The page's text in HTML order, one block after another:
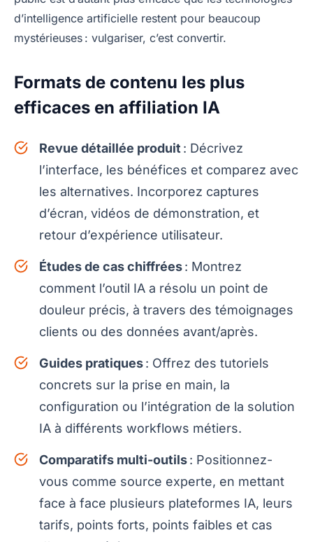
d’intelligence artificielle restent pour beaucoup
mystérieuses : vulgariser, c’est convertir.
Formats de contenu les plus
efficaces en affiliation IA
Revue détaillée produit : Décrivez
l’interface, les bénéfices et comparez avec
les alternatives. Incorporez captures
d’écran, vidéos de démonstration, et
retour d’expérience utilisateur.
Études de cas chiffrées: Montrez
comment l’outil IA a résolu un point de
douleur précis, à travers des témoignages
clients ou des données avant/après.
Guides pratiques: Offrez des tutoriels
concrets sur la prise en main, la
configuration ou l’intégration de la solution
IA à différents workflows métiers.
Comparatifs multi-outils: Positionnez-
vous comme source experte, en mettant
face à face plusieurs plateformes IA, leurs
tarifs, points forts, points faibles et cas